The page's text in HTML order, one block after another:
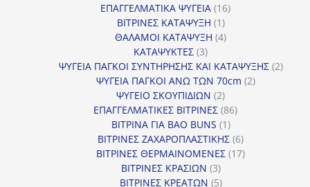
ΕΠΑΓΓΕΛΜΑΤΙΚΑ ΨΥΓΕΙΑ 1616
ΒΙΤΡΙΝΕΣ ΚΑΤΑΨΥΞΗ 11
προϊόν
ΘΑΛΑΜΟΙ ΚΑΤΑΨΥΞΗ 44
ΚΑΤΑΨΥΚΤΕΣ 33
προϊόντα
ΨΥΓΕΙΑ ΠΑΓΚΟΙ ΣΥΝΤΗΡΗΣΗΣ ΚΑΙ ΚΑΤΑΨΥΞΗΣ 22
ΨΥΓΕΙΑ ΠΑΓΚΟΙ ΑΝΩ ΤΩΝ 70cm 22
ΨΥΓΕΙΟ ΣΚΟΥΠΙΔΙΩΝ 22
προϊόντα
ΕΠΑΓΓΕΛΜΑΤΙΚΕΣ ΒΙΤΡΙΝΕΣ 8686
ΒΙΤΡΙΝΑ ΓΙΑ BAO BUNS 11
προϊόν
ΒΙΤΡΙΝΕΣ ΖΑΧΑΡΟΠΛΑΣΤΙΚΗΣ 66
προϊόντα
ΒΙΤΡΙΝΕΣ ΘΕΡΜΑΙΝΟΜΕΝΕΣ 1717
ΒΙΤΡΙΝΕΣ ΚΡΑΣΙΩΝ 33
προϊόντα
ΒΙΤΡΙΝΕΣ ΚΡΕΑΤΩΝ 55